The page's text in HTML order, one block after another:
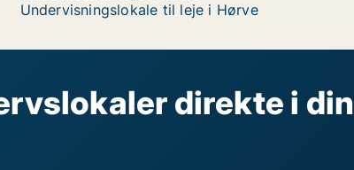
Undervisningslokale til leje i Hørve
direkte i din